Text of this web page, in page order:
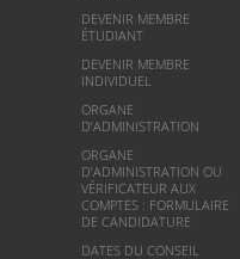
DEVENIR MEMBRE
ÉTUDIANT
DEVENIR MEMBRE
INDIVIDUEL
ORGANE
D’ADMINISTRATION
ORGANE
D’ADMINISTRATION OU
VÉRIFICATEUR AUX
COMPTES : FORMULAIRE
DE CANDIDATURE
DATES DU CONSEIL